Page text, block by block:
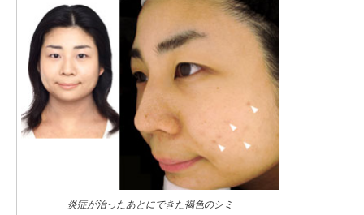
炎症が治ったあとにできた褐色のシミ